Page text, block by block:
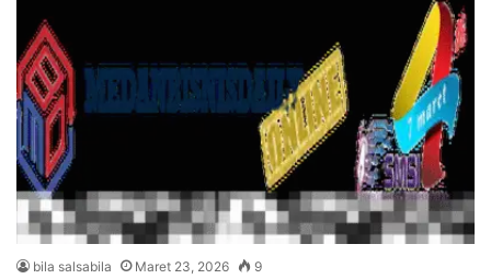
bila salsabila Maret 23, 2026 9